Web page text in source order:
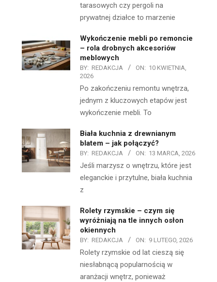
tarasowych czy pergoli na
prywatnej działce to marzenie
Wykończenie mebli po remoncie
– rola drobnych akcesoriów
meblowych
BY: REDAKCJA ON: 10 KWIETNIA,
2026
Po zakończeniu remontu wnętrza,
jednym z kluczowych etapów jest
wykończenie mebli. To
Biała kuchnia z drewnianym
blatem – jak połączyć?
BY: REDAKCJA ON: 13 MARCA, 2026
Jeśli marzysz o wnętrzu, które jest
eleganckie i przytulne, biała kuchnia
z
Rolety rzymskie – czym się
wyróżniają na tle innych osłon
okiennych
BY: REDAKCJA ON: 9 LUTEGO, 2026
Rolety rzymskie od lat cieszą się
niesłabnącą popularnością w
aranżacji wnętrz, ponieważ